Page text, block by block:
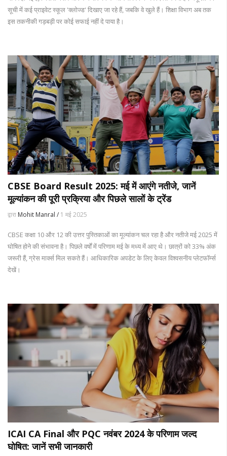
सूची में कई प्राइवेट स्कूल 'क्लोज्ड' दिखाए जा रहे हैं, जबकि वे खुले हैं। शिक्षा विभाग अब तक
इस तकनीकी गड़बड़ी पर कोई सफाई नहीं दे पाया है।
CBSE Board Result 2025: मई में आएंगे नतीजे, जानें
मूल्यांकन की पूरी प्रक्रिया और पिछले सालों के ट्रेंड
द्वारा Mohit Manral / 1 मई 2025
CBSE कक्षा 10 और 12 की उत्तर पुस्तिकाओं का मूल्यांकन चल रहा है और नतीजे मई 2025 में
घोषित होने की संभावना है। पिछले वर्षों में परिणाम मई के मध्य में आए थे। छात्रों को 33% अंक
जरूरी हैं, ग्रेस मार्क्स मिल सकते हैं। आधिकारिक अपडेट के लिए केवल विश्वसनीय प्लेटफॉर्म्स
देखें।
ICAI CA Final और PQC नवंबर 2024 के परिणाम जल्द
घोषित: जानें सभी जानकारी